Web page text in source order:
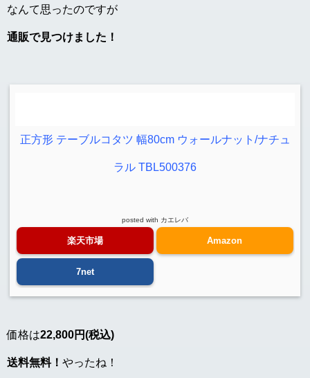
なんて思ったのですが
通販で見つけました！
正方形 テーブルコタツ 幅80cm ウォールナット/ナチュ
ラル TBL500376
posted with カエレバ
楽天市場 Amazon
7net
価格は22,800円(税込)
送料無料！ やったね！